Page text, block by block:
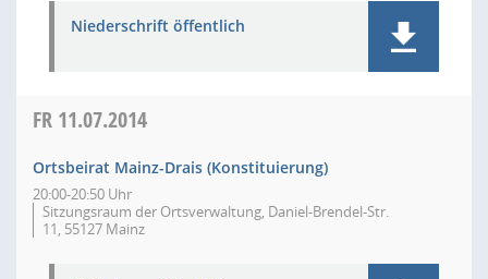
Niederschrift öffentlich
FR 11.07.2014
Ortsbeirat Mainz-Drais (Konstituierung)
20:00-20:50 Uhr
Sitzungsraum der Ortsverwaltung, Daniel-Brendel-Str.
11, 55127 Mainz